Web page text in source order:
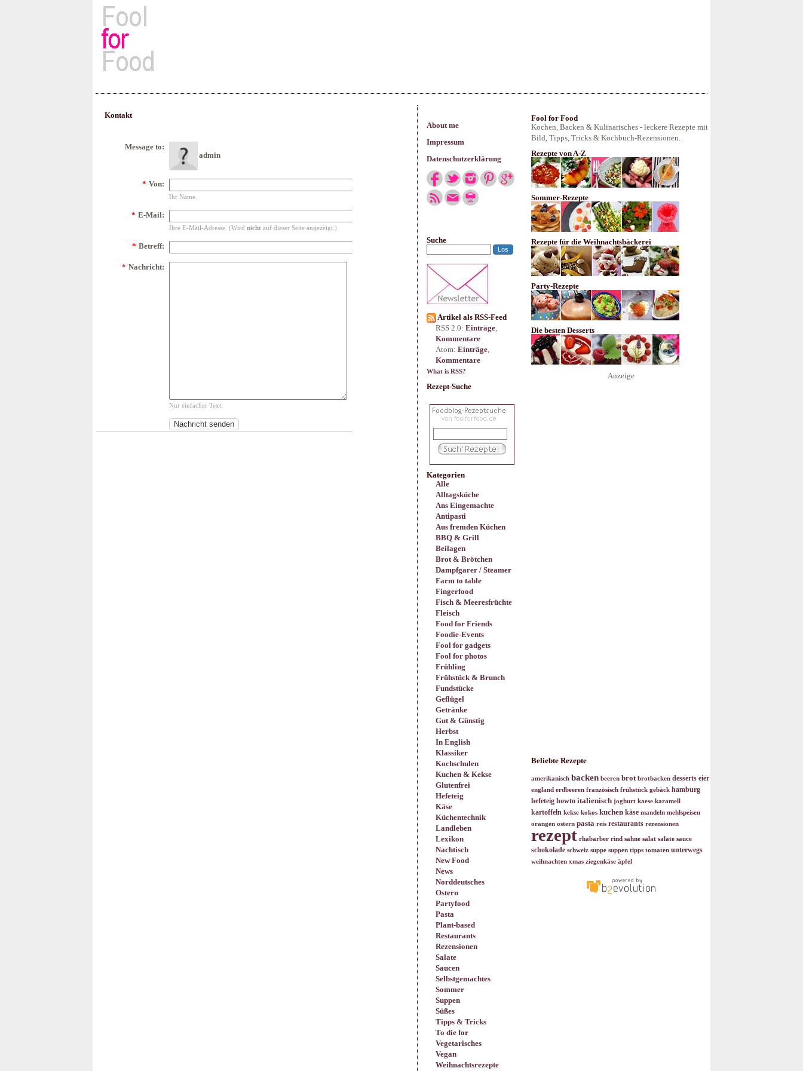
About me
Impressum
Datenschutzerklärung
Suche
Artikel als RSS-Feed
RSS 2.0: Einträge,
Kommentare
Atom: Einträge,
Kommentare
What is RSS?
Rezept-Suche
Kategorien
Alle
Alltagsküche
Ans Eingemachte
Antipasti
Aus fremden Küchen
BBQ & Grill
Beilagen
Brot & Brötchen
Dampfgarer / Steamer
Farm to table
Fingerfood
Fisch & Meeresfrüchte
Fleisch
Food for Friends
Foodie-Events
Fool for gadgets
Fool for photos
Frühling
Frühstück & Brunch
Fundstücke
Geflügel
Getränke
Gut & Günstig
Herbst
In English
Klassiker
Kochschulen
Kuchen & Kekse
Glutenfrei
Hefeteig
Käse
Küchentechnik
Landleben
Lexikon
Nachtisch
New Food
News
Norddeutsches
Ostern
Partyfood
Pasta
Plant-based
Restaurants
Rezensionen
Salate
Saucen
Selbstgemachtes
Sommer
Suppen
Süßes
Tipps & Tricks
To die for
Vegetarisches
Vegan
Weihnachtsrezepte
Kontakt
Message to:
admin
* Von:
Ihr Name.
* E-Mail:
Ihre E-Mail-Adresse. (Wird nicht auf dieser Seite angezeigt.)
* Betreff:
* Nachricht:
Nur einfacher Text.
Fool for Food
Kochen, Backen & Kulinarisches - leckere Rezepte mit
Bild, Tipps, Tricks & Kochbuch-Rezensionen.
Rezepte von A-Z
Sommer-Rezepte
Rezepte für die Weihnachtsbäckerei
Party-Rezepte
Die besten Desserts
Anzeige
Beliebte Rezepte
amerikanisch backen beeren brot brotbacken desserts eier
england erdbeeren französisch frühstück gebäck hamburg
hefeteig howto italienisch joghurt kaese karamell
kartoffeln kekse kokos kuchen käse mandeln mehlspeisen
orangen ostern pasta reis restaurants rezensionen
rezept rhabarber rind sahne salat salate sauce
schokolade schweiz suppe suppen tipps tomaten unterwegs
weihnachten xmas ziegenkäse äpfel